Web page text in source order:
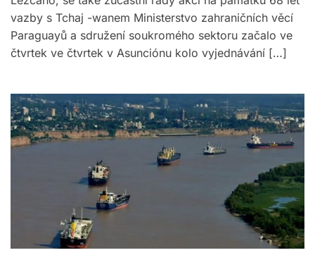
vazby s Tchaj -wanem Ministerstvo zahraničních věcí
Paraguayů a sdružení soukromého sektoru začalo ve
čtvrtek ve čtvrtek v Asunciónu kolo vyjednávání […]